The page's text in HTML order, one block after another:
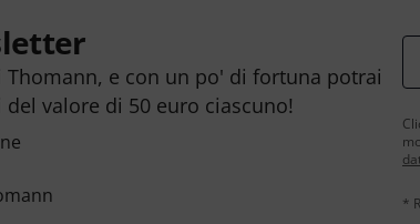
e con un po' di fortuna potrai
valore di 50 euro ciascuno!
*